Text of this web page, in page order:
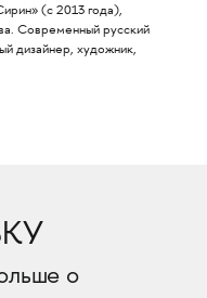
(с 2013 года),
Современный русский
дизайнер, художник,
о